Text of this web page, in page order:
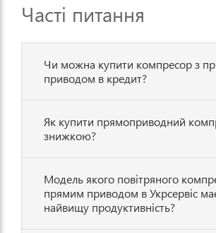
Часті питання
Чи можна купити компресор з
приводом в кредит?
Як купити прямоприводний
знижкою?
Модель якого повітряного
прямим приводом в Укрсервіс
найвищу продуктивність?